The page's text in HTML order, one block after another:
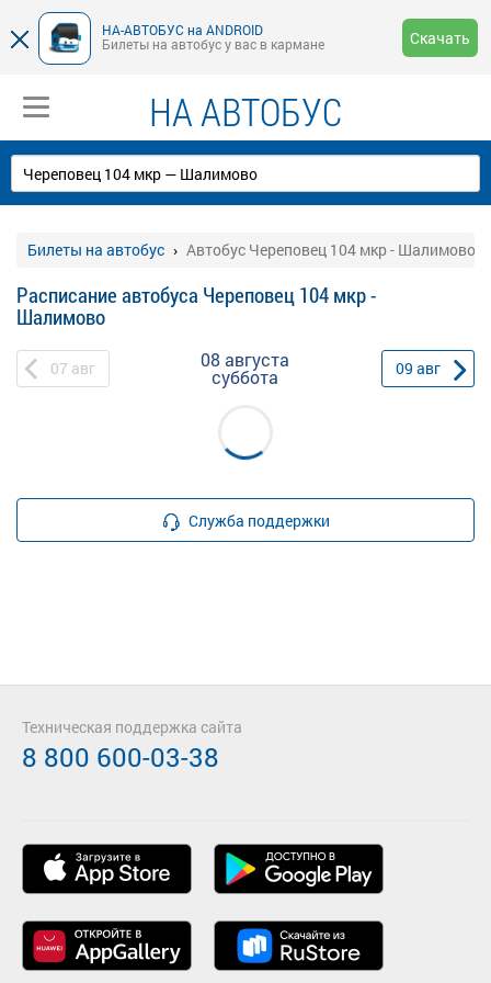
НА-АВТОБУС на ANDROID
Билеты на автобус у вас в кармане
Скачать
НА АВТОБУС
Билеты на автобус Автобус Череповец 104 мкр - Шалимово
Расписание автобуса Череповец 104 мкр -
Шалимово
07 авг 08 августа
суббота 09 авг
Служба поддержки
Техническая поддержка сайта
8 800 600-03-38